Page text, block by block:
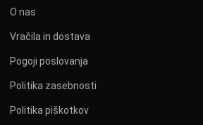
O nas
Vračila in dostava
Pogoji poslovanja
Politika zasebnosti
Politika piškotkov